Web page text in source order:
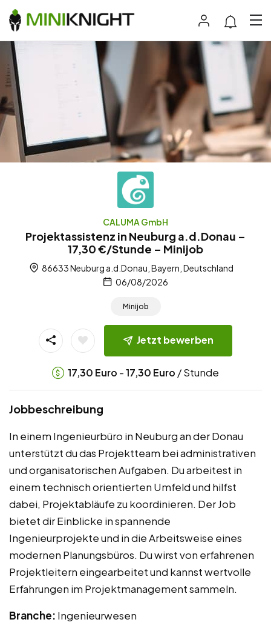
CALUMA GmbH
Projektassistenz in Neuburg a.d.Donau –
17,30 €/Stunde – Minijob
86633 Neuburg a.d.Donau, Bayern, Deutschland
06/08/2026
Minijob
Jetzt bewerben
17,30 Euro -17,30 Euro / Stunde
Jobbeschreibung
In einem Ingenieurbüro in Neuburg an der Donau
unterstützt du das Projektteam bei administrativen
und organisatorischen Aufgaben. Du arbeitest in
einem technisch orientierten Umfeld und hilfst
dabei, Projektabläufe zu koordinieren. Der Job
bietet dir Einblicke in spannende
Ingenieurprojekte und in die Arbeitsweise eines
modernen Planungsbüros. Du wirst von erfahrenen
Projektleitern eingearbeitet und kannst wertvolle
Erfahrungen im Projektmanagement sammeln.
Branche: Ingenieurwesen